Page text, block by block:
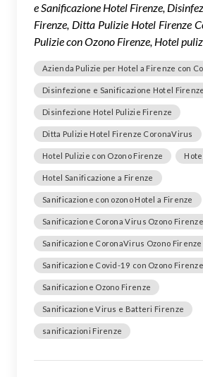
e Sanificazione Hotel Firenze,
Firenze, Ditta Pulizie Hotel Firenze
Pulizie con Ozono Firenze, Hotel
Azienda Pulizie per Hotel a Firenze con
Disinfezione e Sanificazione Hotel Firenze
Disinfezione Hotel Pulizie Firenze
Ditta Pulizie Hotel Firenze CoronaVirus
Hotel Pulizie con Ozono Firenze
Hotel Sanificazione a Firenze
Sanificazione con ozono Hotel a Firenze
Sanificazione Corona Virus Ozono Firenze
Sanificazione CoronaVirus Ozono Firenze
Sanificazione Covid-19 con Ozono Firenze
Sanificazione Ozono Firenze
Sanificazione Virus e Batteri Firenze
sanificazioni Firenze